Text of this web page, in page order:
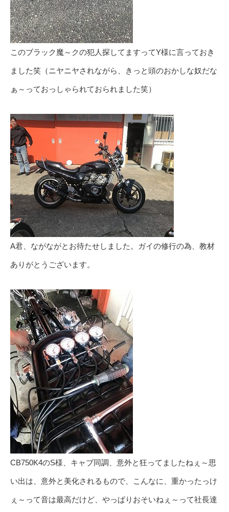
このブラック魔～クの犯人探してますってY様に言っておき
ました笑（ニヤニヤされながら、きっと頭のおかしな奴だな
ぁ～っておっしゃられておられました笑）
A君、ながながとお待たせしました。ガイの修行の為、教材
ありがとうございます。
CB750K4のS様、キャブ同調、意外と狂ってましたねぇ～思
い出は、意外と美化されるもので、こんなに、重かったっけ
ぇ～って音は最高だけど、やっぱりおそいねぇ～って社長達